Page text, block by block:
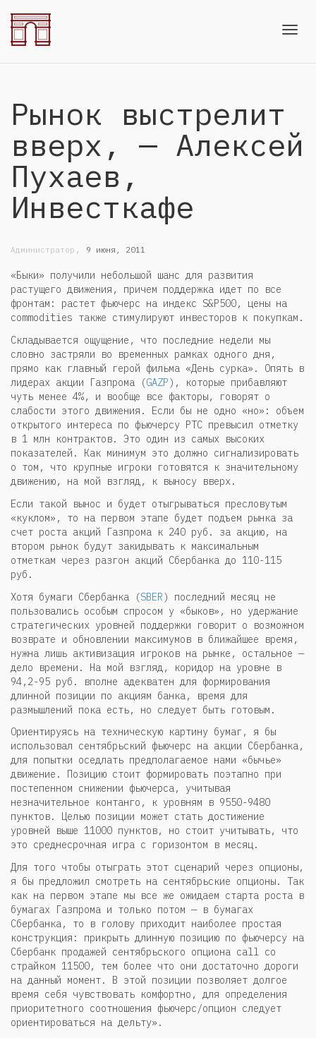
Рынок выстрелит
вверх, — Алексей
Пухаев,
Инвесткафе
Администратор , 9 июня, 2011
«Быки» получили небольшой шанс для развития
растущего движения, причем поддержка идет по все
фронтам: растет фьючерс на индекс S&P500, цены на
commodities также стимулируют инвесторов к покупкам.
Складывается ощущение, что последние недели мы
словно застряли во временных рамках одного дня,
прямо как главный герой фильма «День сурка». Опять в
лидерах акции Газпрома (GAZP), которые прибавляют
чуть менее 4%, и вообще все факторы, говорят о
слабости этого движения. Если бы не одно «но»: объем
открытого интереса по фьючерсу РТС превысил отметку
в 1 млн контрактов. Это один из самых высоких
показателей. Как минимум это должно сигнализировать
о том, что крупные игроки готовятся к значительному
движению, на мой взгляд, к выносу вверх.
Если такой вынос и будет отыгрываться пресловутым
«куклом», то на первом этапе будет подъем рынка за
счет роста акций Газпрома к 240 руб. за акцию, на
втором рынок будут закидывать к максимальным
отметкам через разгон акций Сбербанка до 110-115
руб.
Хотя бумаги Сбербанка (SBER) последний месяц не
пользовались особым спросом у «быков», но удержание
стратегических уровней поддержки говорит о возможном
возврате и обновлении максимумов в ближайшее время,
нужна лишь активизация игроков на рынке, остальное —
дело времени. На мой взгляд, коридор на уровне в
94,2-95 руб. вполне адекватен для формирования
длинной позиции по акциям банка, время для
размышлений пока есть, но следует быть готовым.
Ориентируясь на техническую картину бумаг, я бы
использовал сентябрьский фьючерс на акции Сбербанка,
для попытки оседлать предполагаемое нами «бычье»
движение. Позицию стоит формировать поэтапно при
постепенном снижении фьючерса, учитывая
незначительное контанго, к уровням в 9550-9480
пунктов. Целью позиции может стать достижение
уровней выше 11000 пунктов, но стоит учитывать, что
это среднесрочная игра с горизонтом в месяц.
Для того чтобы отыграть этот сценарий через опционы,
я бы предложил смотреть на сентябрьские опционы. Так
как на первом этапе мы все же ожидаем старта роста в
бумагах Газпрома и только потом — в бумагах
Сбербанка, то в голову приходит наиболее простая
конструкция: прикрыть длинную позицию по фьючерсу на
Сбербанк продажей сентябрьского опциона call со
страйком 11500, тем более что они достаточно дороги
на данный момент. В этой позиции позволяет долгое
время себя чувствовать комфортно, для определения
приоритетного соотношения фьючерс/опцион следует
ориентироваться на дельту».